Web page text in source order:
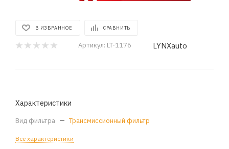
В ИЗБРАННОЕ СРАВНИТЬ
Артикул: LT-1176 LYNXauto
Характеристики
Вид фильтра — Трансмиссионный фильтр
Все характеристики